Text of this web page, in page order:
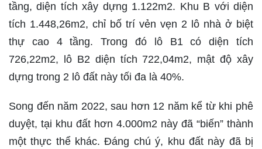
tầng, diện tích xây dựng 1.122m2. Khu B với diện
tích 1.448,26m2, chỉ bố trí vẻn vẹn 2 lô nhà ở biệt
thự cao 4 tầng. Trong đó lô B1 có diện tích
726,22m2, lô B2 diện tích 722,04m2, mật độ xây
dựng trong 2 lô đất này tối đa là 40%.
Song đến năm 2022, sau hơn 12 năm kể từ khi phê
duyệt, tại khu đất hơn 4.000m2 này đã “biến” thành
một thực thể khác. Đáng chú ý, khu đất này đã bị